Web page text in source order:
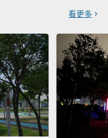
看更多